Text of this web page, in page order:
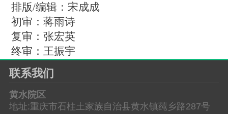
排版/编辑：宋成成
初审：蒋雨诗
复审：张宏英
终审：王振宇
联系我们
黄水院区
地址:重庆市石柱土家族自治县黄水镇莼乡路287号